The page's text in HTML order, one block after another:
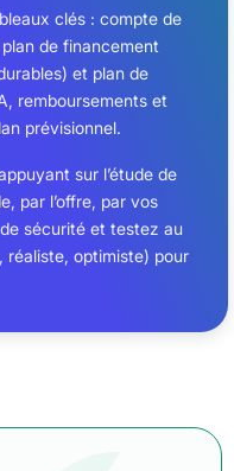
clés : compte de
de financement
et plan de
remboursements et
prévisionnel.
sur l’étude de
par l’offre, par vos
sécurité et testez au
réaliste, optimiste) pour